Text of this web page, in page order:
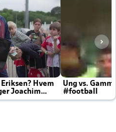
Hvem
Joachim
Ung vs.
#football